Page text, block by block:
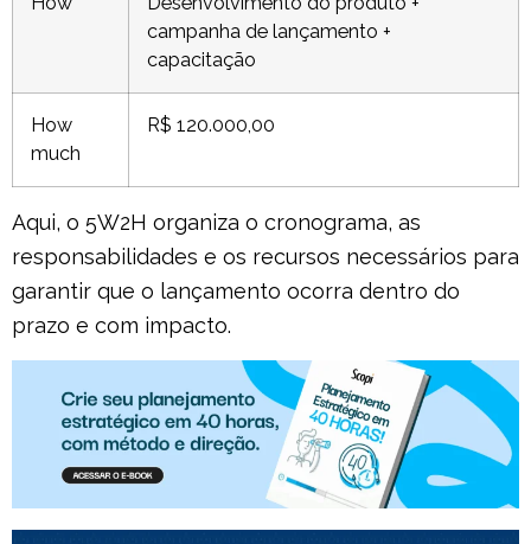
campanha de lançamento +
capacitação
How
much
R$ 120.000,00
Aqui, o 5W2H organiza o cronograma, as
responsabilidades e os recursos necessários para
garantir que o lançamento ocorra dentro do
prazo e com impacto.